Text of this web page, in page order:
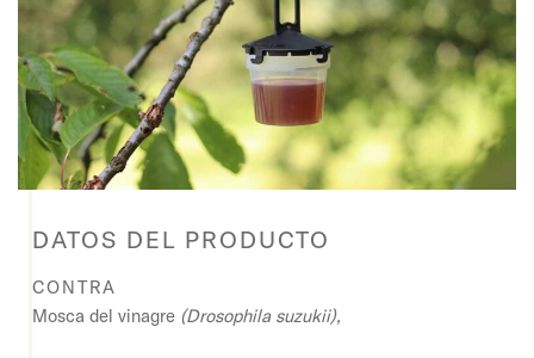
DATOS DEL PRODUCTO
CONTRA
Mosca del vinagre (Drosophila suzukii),